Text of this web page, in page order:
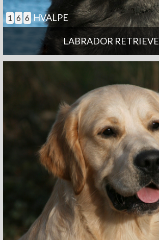
LABRADOR
1 6 6 HVALPE